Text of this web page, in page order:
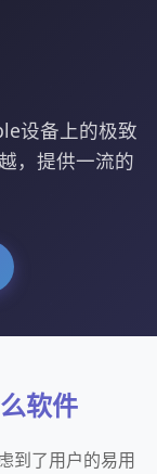
设备上的极致
，提供一流的
软件
到了用户的易用